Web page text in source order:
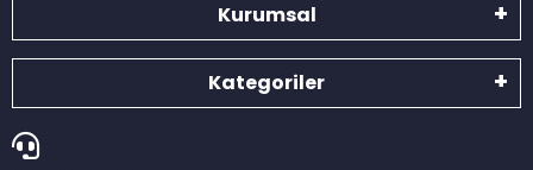
Kurumsal
Kategoriler